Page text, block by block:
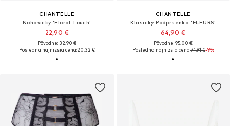
CHANTELLE
Nohavičky 'Floral Touch'
22,90 €
Pôvodne: 32,90 €
Posledná najnižšia cena:20,32 €
CHANTELLE
Klasický Podprsenka 'FLEURS'
64,90 €
Pôvodne: 95,00 €
Posledná najnižšia cena:71,91 €-9%